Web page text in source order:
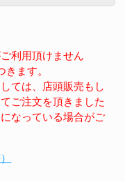
利用頂けません
ます。
ては、店頭販売もし
ご注文を頂きました
なっている場合がご